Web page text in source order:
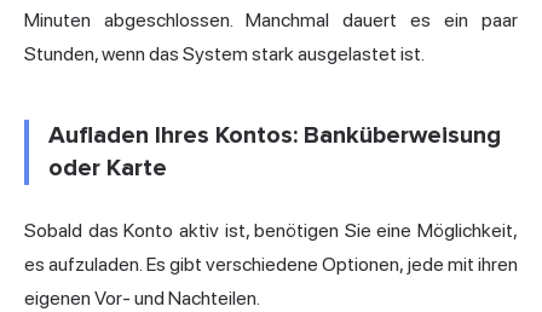
Minuten abgeschlossen. Manchmal dauert es ein paar
Stunden, wenn das System stark ausgelastet ist.
Aufladen Ihres Kontos: Banküberweisung
oder Karte
Sobald das Konto aktiv ist, benötigen Sie eine Möglichkeit,
es aufzuladen. Es gibt verschiedene Optionen, jede mit ihren
eigenen Vor- und Nachteilen.